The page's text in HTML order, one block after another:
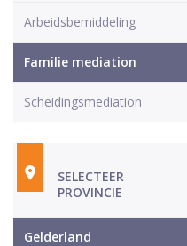
Arbeidsbemiddeling
Familie mediation
Scheidingsmediation
SELECTEER
PROVINCIE
Gelderland